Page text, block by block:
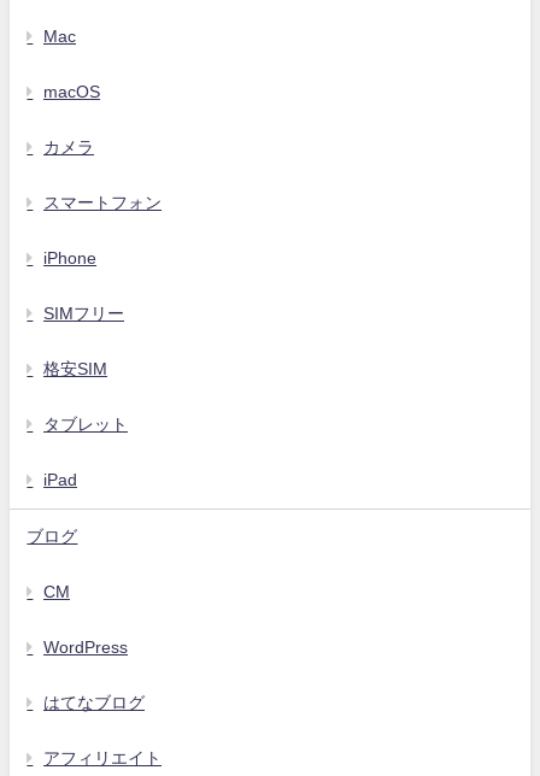
Mac
macOS
カメラ
スマートフォン
iPhone
SIMフリー
格安SIM
タブレット
iPad
ブログ
CM
WordPress
はてなブログ
アフィリエイト